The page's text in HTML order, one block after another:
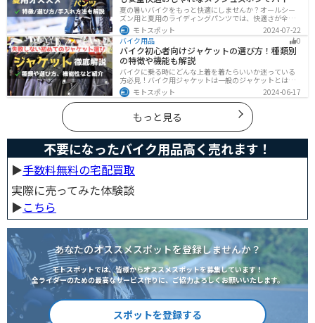
に乗ろう
夏の暑いバイクをもっと快適にしませんか？オールシー
ズン用と夏用のライディングパンツでは、快適さが全然
違います。生地の大半がメッシュ素材で作られた夏用で
は通気性・透湿性に優れており、熱気を逃しつつ汗をし
っかりと乾かしてくれます。そんな夏用ライディングパ
ンツの選び方や特徴オススメ商品をまとめました。
モトスポット
2024-07-22
バイク用品
0
バイク初心者向けジャケットの選び方！種類別
の特徴や機能も解説
バイクに乗る時にどんな上着を着たらいいか迷っている
方必見！バイク用ジャケットは一般のジャケットとは違
い、バイク専用に作られています。動きやすさ・快適
さ・機能性・デザイン性など様々なメリットがありま
す。この記事では、ジャケットの種類や選び方など初心
者が知っておくべきことをまとめました。
モトスポット 2024-06-17
もっと見る
不要になったバイク用品高く売れます！
▶︎手数料無料の宅配買取
実際に売ってみた体験談
▶︎こちら
あなたのオススメスポットを登録しませんか？
モトスポットでは、皆様からオススメスポットを募集しています！
全ライダーのための最高なサービス作りに、ご協力よろしくお願いいたします。
スポットを登録する